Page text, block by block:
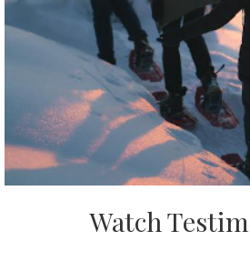
Watch